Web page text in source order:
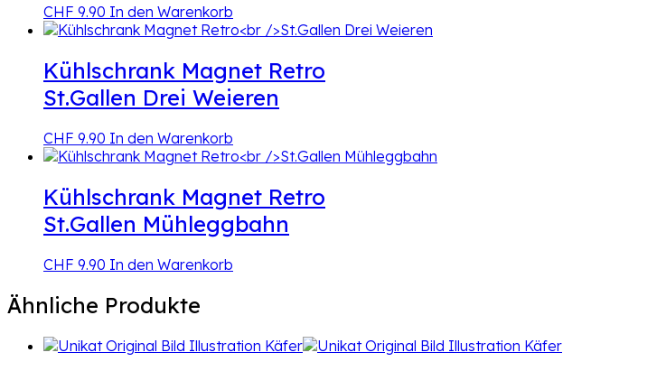
CHF 9.90 In den Warenkorb
Kühlschrank Magnet Retro
St.Gallen Drei Weieren
CHF 9.90 In den Warenkorb
Kühlschrank Magnet Retro
St.Gallen Mühleggbahn
CHF 9.90 In den Warenkorb
Ähnliche Produkte